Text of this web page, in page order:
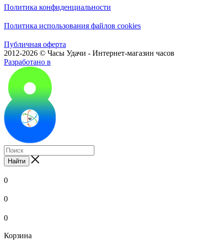
Политика конфиденциальности
Политика использования файлов cookies
Публичная оферта
2012-2026 © Часы Удачи - Интернет-магазин часов
Разработано в
Найти
0
0
0
Корзина